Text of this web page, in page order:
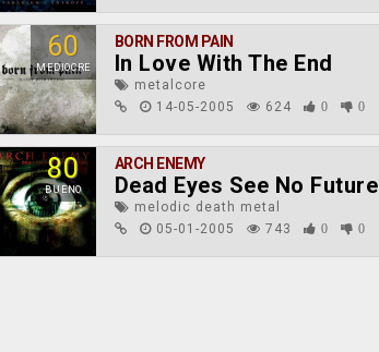
60
MEDIOCRE
BORN FROM PAIN
In Love With The End
metalcore
14-05-2005
624 0 0
80
BUENO
ARCH ENEMY
Dead Eyes See No Future
melodic death metal
05-01-2005
743 0 0